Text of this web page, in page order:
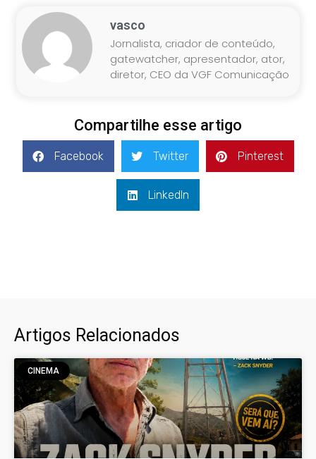
vasco
Jornalista, criador de conteúdo,
gatewatcher, apresentador, ator,
diretor, CEO da VGF Comunicação
Compartilhe esse artigo
Facebook Twitter Pinterest
LinkedIn
Artigos Relacionados
CINEMA